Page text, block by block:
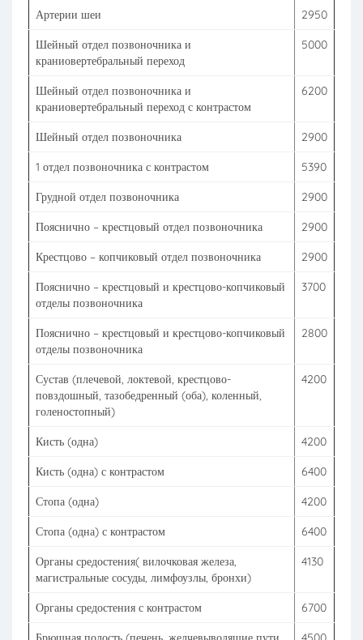
Артерии шеи 2950
Шейный отдел позвоночника и
краниовертебральный переход
5000
Шейный отдел позвоночника и
краниовертебральный переход с контрастом
6200
Шейный отдел позвоночника 2900
1 отдел позвоночника с контрастом 5390
Грудной отдел позвоночника 2900
Пояснично – крестцовый отдел позвоночника 2900
Крестцово – копчиковый отдел позвоночника 2900
Пояснично – крестцовый и крестцово-копчиковый
отделы позвоночника
3700
Пояснично – крестцовый и крестцово-копчиковый
отделы позвоночника
2800
Сустав (плечевой, локтевой, крестцово-
повздошный, тазобедренный (оба), коленный,
голеностопный)
4200
Кисть (одна) 4200
Кисть (одна) с контрастом 6400
Стопа (одна) 4200
Стопа (одна) с контрастом 6400
Органы средостения( вилочковая железа,
магистральные сосуды, лимфоузлы, бронхи)
4130
Органы средостения с контрастом 6700